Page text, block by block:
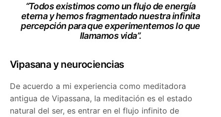
“Todos existimos como un flujo de energía
eterna y hemos fragmentado nuestra infinita
percepción para que experimentemos lo que
llamamos vida”.
Vipasana y neurociencias
De acuerdo a mi experiencia como meditadora
antigua de Vipassana, la meditación es el estado
natural del ser, es entrar en el flujo infinito de